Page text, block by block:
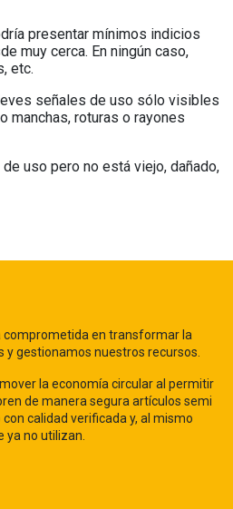
presentar mínimos indicios
muy cerca. En ningún caso,
etc.
señales de uso sólo visibles
manchas, roturas o rayones
uso pero no está viejo, dañado,
comprometida en transformar la
gestionamos nuestros recursos.
la economía circular al permitir
de manera segura artículos semi
calidad verificada y, al mismo
ya no utilizan.